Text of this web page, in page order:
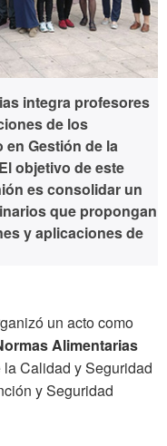
integra profesores
de los
en Gestión de la
objetivo de este
es consolidar un
que propongan
y aplicaciones de
un acto como
Alimentarias
Calidad y Seguridad
y Seguridad